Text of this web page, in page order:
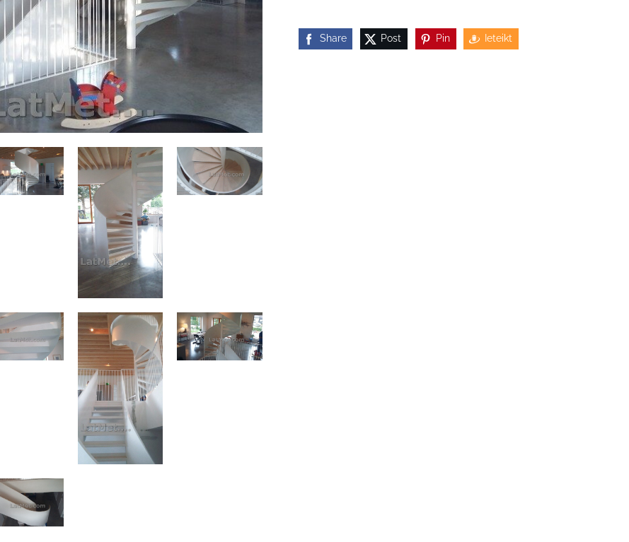
Share Post Pin Ieteikt